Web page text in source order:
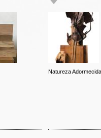
Natureza Adormecida